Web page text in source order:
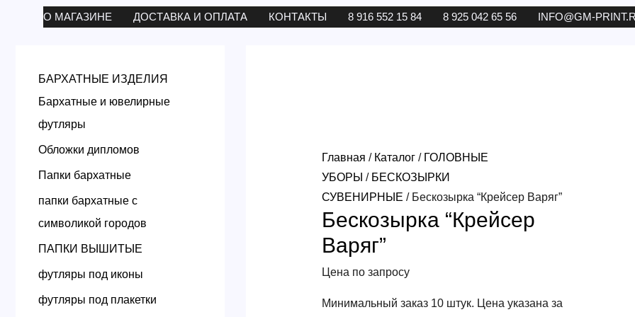
Перейти
О МАГАЗИНЕ ДОСТАВКА И ОПЛАТА КОНТАКТЫ 8 916 552 15 84 8 925 042 65 56 INFO@GM-
БАРХАТНЫЕ ИЗДЕЛИЯ
Бархатные и ювелирные
футляры
Обложки дипломов
Папки бархатные
папки бархатные с
символикой городов
ПАПКИ ВЫШИТЫЕ
футляры под иконы
футляры под плакетки
Главная / Каталог/ ГОЛОВНЫЕ
УБОРЫ / БЕСКОЗЫРКИ
СУВЕНИРНЫЕ / Бескозырка “Крейсер Варяг”
Бескозырка “Крейсер
Варяг”
Цена по запросу
Минимальный заказ 10 штук. Цена указана за